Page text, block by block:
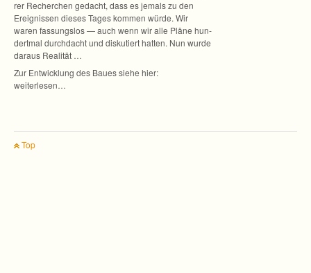
rer Recher­chen gedacht, dass es jemals zu den
Ereig­nis­sen die­ses Tages kom­men würde. Wir
waren fas­sungs­los — auch wenn wir alle Pläne hun­
dert­mal durch­dacht und dis­ku­tiert hat­ten. Nun wurde
dar­aus Realität …
Zur Ent­wick­lung des Baues siehe hier:
weiterlesen…
Top